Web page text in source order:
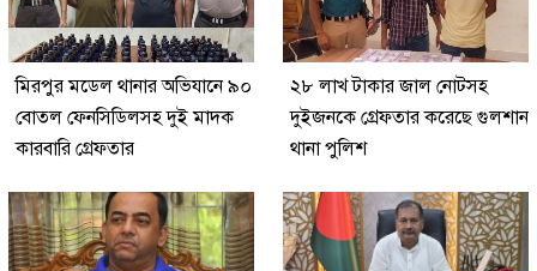
মিরপুর মডেল থানার অভিযানে ৯০
বোতল ফেনসিডিলসহ দুই মাদক
কারবারি গ্রেফতার
২৮ লাখ টাকার জাল নোটসহ
দুইজনকে গ্রেফতার করেছে গুলশান
থানা পুলিশ